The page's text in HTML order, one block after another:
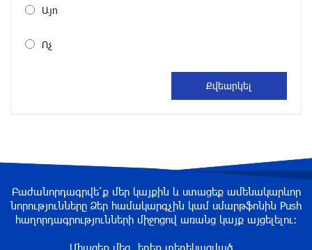
избежать энергодефицита в Армении: Алексей
около одного месяца назад
На автодороге Ереван-Севан произошел
Այո
Ոչ
Բաժանորդագրվե՛ք մեր կայքին և ստացեք ամենակարևոր
նորությունները Ձեր համակարգչին կամ սմարթֆոնին Push
հաղորդագրությունների միջոցով առանց կայք այցելելու։
Միացեք մեզ, եղեք տեղեկացված...